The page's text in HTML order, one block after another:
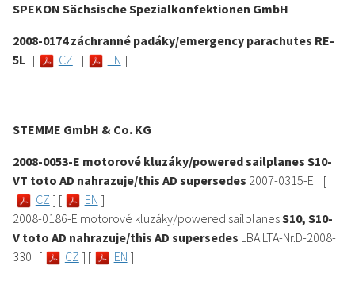
SPEKON Sächsische Spezialkonfektionen GmbH
2008-0174 záchranné padáky/emergency parachutes RE-
5L [ CZ ] [ EN ]
STEMME GmbH & Co. KG
2008-0053-E motorové kluzáky/powered sailplanes S10-
VT toto AD nahrazuje/this AD supersedes 2007-0315-E
[
CZ ] [ EN ]
2008-0186-E motorové kluzáky/powered sailplanesS10, S10-
V toto AD nahrazuje/this AD supersedes LBA LTA-Nr.D-2008-
330 [
CZ ] [ EN ]